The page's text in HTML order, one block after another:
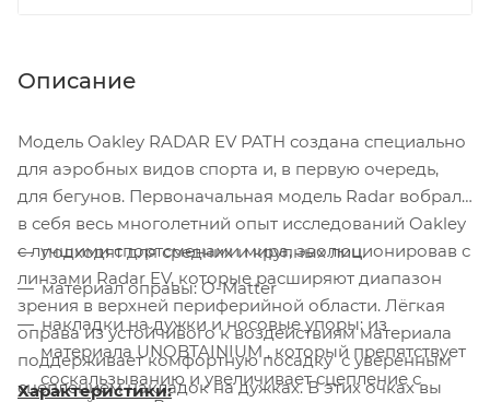
Описание
Модель Oakley RADAR EV PATH создана специально
для аэробных видов спорта и, в первую очередь,
для бегунов. Первоначальная модель Radar вобрала
в себя весь многолетний опыт исследований Oakley
с лучшими спортсменами мира, эволюционировав с
линзами Radar EV, которые расширяют диапазон
зрения в верхней периферийной области. Лёгкая
оправа из устойчивого к воздействиям материала
поддерживает комфортную посадку с уверенным
сцеплением накладок на дужках. В этих очках вы
подходят для средних и крупных лиц.
материал оправы: O-Matter
накладки на дужки и носовые упоры: из
материала UNOBTAINIUM , который препятствует
соскальзыванию и увеличивает сцепление с
Характеристики: